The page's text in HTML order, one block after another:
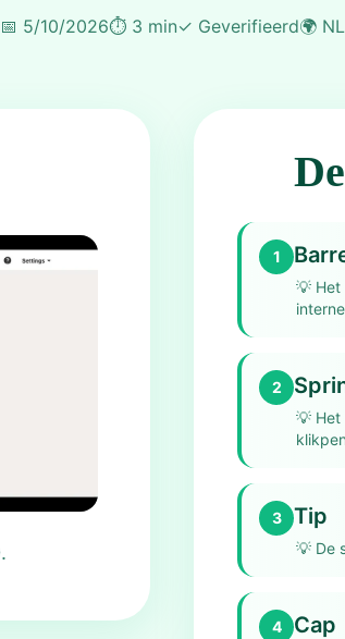
📅 5/10/2026⏱️ 3 min✓ Geverifieerd🌍 NL
1
💡
2
💡 Het
3 Tip
💡 De
4 Cap